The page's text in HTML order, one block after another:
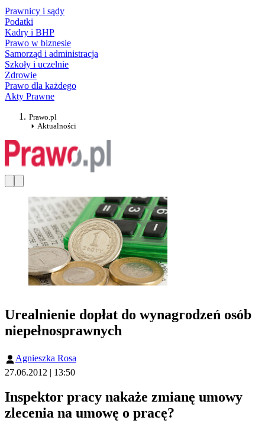
Prawnicy i sądy
Podatki
Kadry i BHP
Prawo w biznesie
Samorząd i administracja
Szkoły i uczelnie
Zdrowie
Prawo dla każdego
Akty Prawne
Prawo.pl
Aktualności
Urealnienie dopłat do wynagrodzeń osób
niepełnosprawnych
Agnieszka Rosa
27.06.2012 | 13:50
Inspektor pracy nakaże zmianę umowy
zlecenia na umowę o pracę?